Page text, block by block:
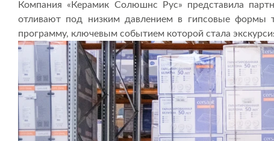
Компания «Керамик Солюшнс Рус» представила
отливают под низким давлением в гипсовые формы
программу, ключевым событием которой стала